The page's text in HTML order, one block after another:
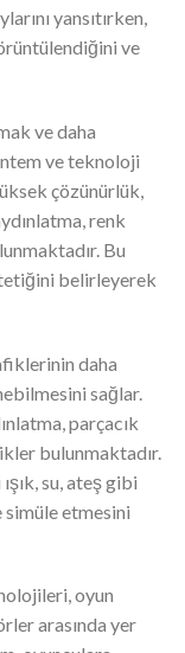
yansıtırken,
ve
ve daha
ve teknoloji
çözünürlük,
renk
Bu
belirleyerek
daha
sağlar.
parçacık
bulunmaktadır.
su, ateş gibi
etmesini
oyun
arasında yer